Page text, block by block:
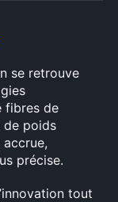
se retrouve
fibres de
de poids
précise.
tout